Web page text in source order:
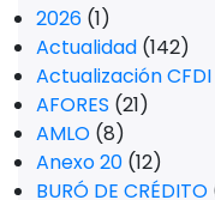
2026 (1)
Actualidad (142)
Actualización CFDI
AFORES (21)
AMLO (8)
Anexo 20 (12)
BURÓ DE CRÉDITO